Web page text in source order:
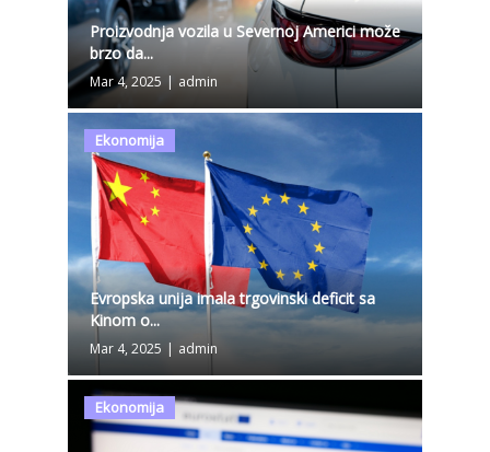
Proizvodnja vozila u Severnoj Americi može
brzo da...
Mar 4, 2025 | admin
Ekonomija
Evropska unija imala trgovinski deficit sa
Kinom o...
Mar 4, 2025 | admin
Ekonomija